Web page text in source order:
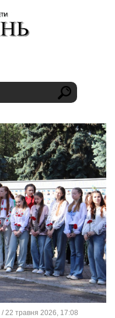
/ 22 травня 2026, 17:08